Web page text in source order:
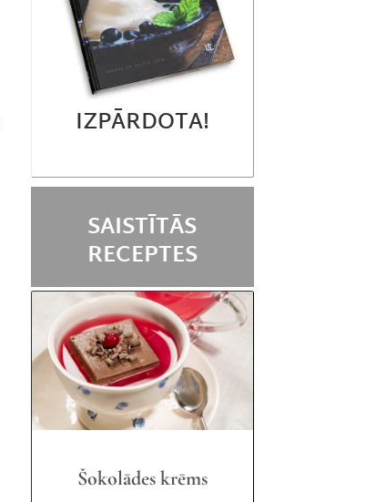
IZPĀRDOTA!
SAISTĪTĀS
RECEPTES
Šokolādes krēms